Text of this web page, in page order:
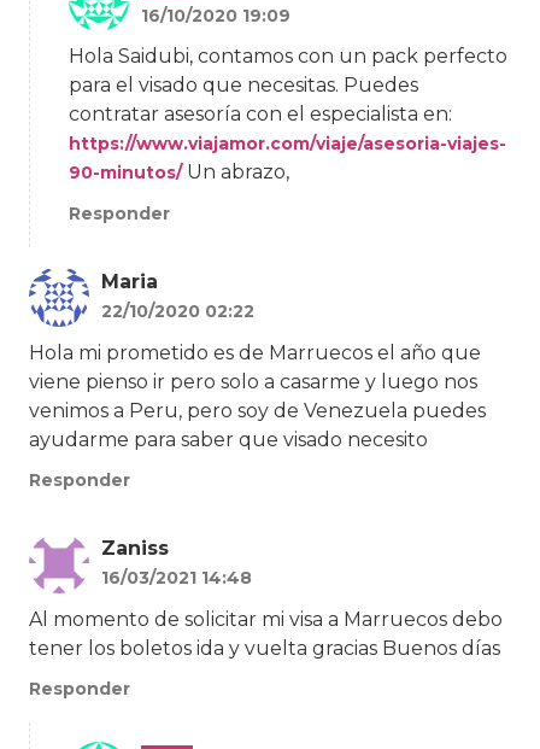
16/10/2020 19:09
Hola Saidubi, contamos con un pack perfecto
para el visado que necesitas. Puedes
contratar asesoría con el especialista en:
https://www.viajamor.com/viaje/asesoria-viajes-
90-minutos/Un abrazo,
Responder
Maria
22/10/2020 02:22
Hola mi prometido es de Marruecos el año que
viene pienso ir pero solo a casarme y luego nos
venimos a Peru, pero soy de Venezuela puedes
ayudarme para saber que visado necesito
Responder
Zaniss
16/03/2021 14:48
Al momento de solicitar mi visa a Marruecos debo
tener los boletos ida y vuelta gracias Buenos días
Responder